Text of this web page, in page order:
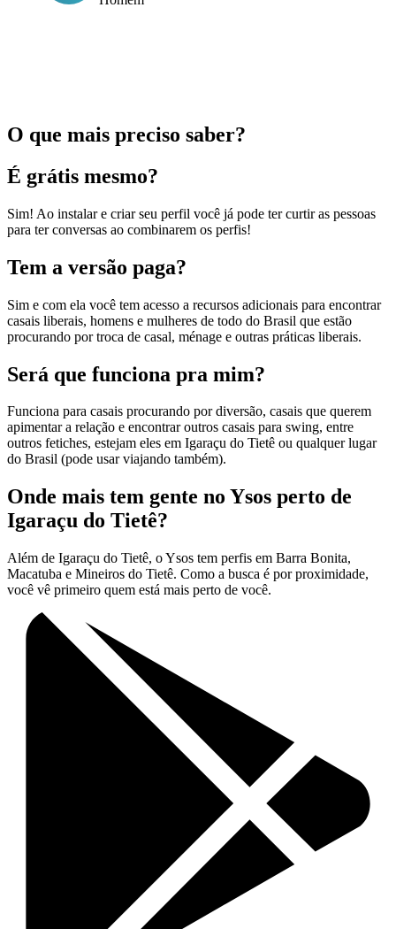
O que mais preciso saber?
É grátis mesmo?
Sim! Ao instalar e criar seu perfil você já pode ter curtir as pessoas
para ter conversas ao combinarem os perfis!
Tem a versão paga?
Sim e com ela você tem acesso a recursos adicionais para encontrar
casais liberais, homens e mulheres de todo do Brasil que estão
procurando por troca de casal, ménage e outras práticas liberais.
Será que funciona pra mim?
Funciona para casais procurando por diversão, casais que querem
apimentar a relação e encontrar outros casais para swing, entre
outros fetiches, estejam eles em Igaraçu do Tietê ou qualquer lugar
do Brasil (pode usar viajando também).
Onde mais tem gente no Ysos perto de
Igaraçu do Tietê?
Além de Igaraçu do Tietê, o Ysos tem perfis em Barra Bonita,
Macatuba e Mineiros do Tietê. Como a busca é por proximidade,
você vê primeiro quem está mais perto de você.